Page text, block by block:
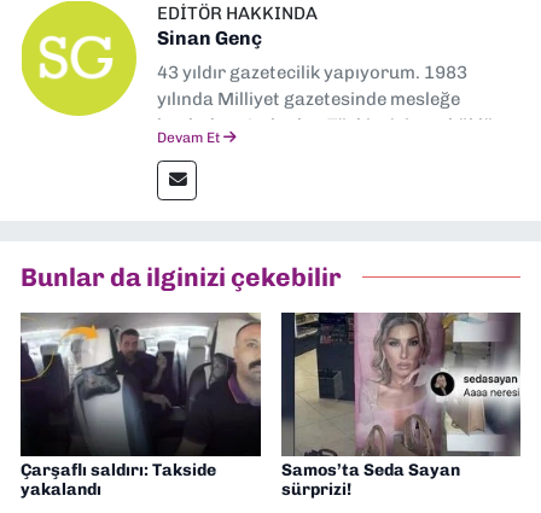
EDITÖR HAKKINDA
Sinan Genç
43 yıldır gazetecilik yapıyorum. 1983
yılında Milliyet gazetesinde mesleğe
başladım. Ardından Türkiye’nin en köklü
muhabir, editör, müdür yardımcısı ve spor
müdürü olarak görev yaptım. Ayrıca Yeni
Gazetesi'nde editörlük yapıyorum
Devam Et
Bunlar da ilginizi çekebilir
Çarşaflı saldırı: Takside
yakalandı
Samos’ta Seda Sayan
sürprizi!